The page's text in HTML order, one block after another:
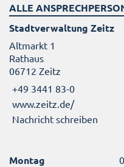
ALLE
Stadtverwaltung Zeitz
Altmarkt 1
Rathaus
06712 Zeitz
+49 3441 83-0
www.zeitz.de/
Nachricht schreiben
Montag